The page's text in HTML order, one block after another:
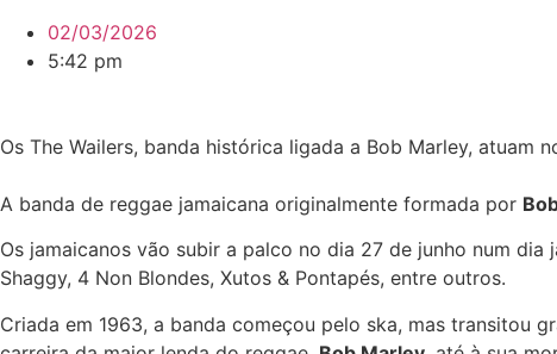
02/03/2026
5:42 pm
Os The Wailers, banda histórica ligada a Bob Marley, atuam
A banda de reggae jamaicana originalmente formada por
Os jamaicanos vão subir a palco no dia 27 de junho num
Shaggy, 4 Non Blondes, Xutos & Pontapés, entre outros.
Criada em 1963, a banda começou pelo ska, mas transitou